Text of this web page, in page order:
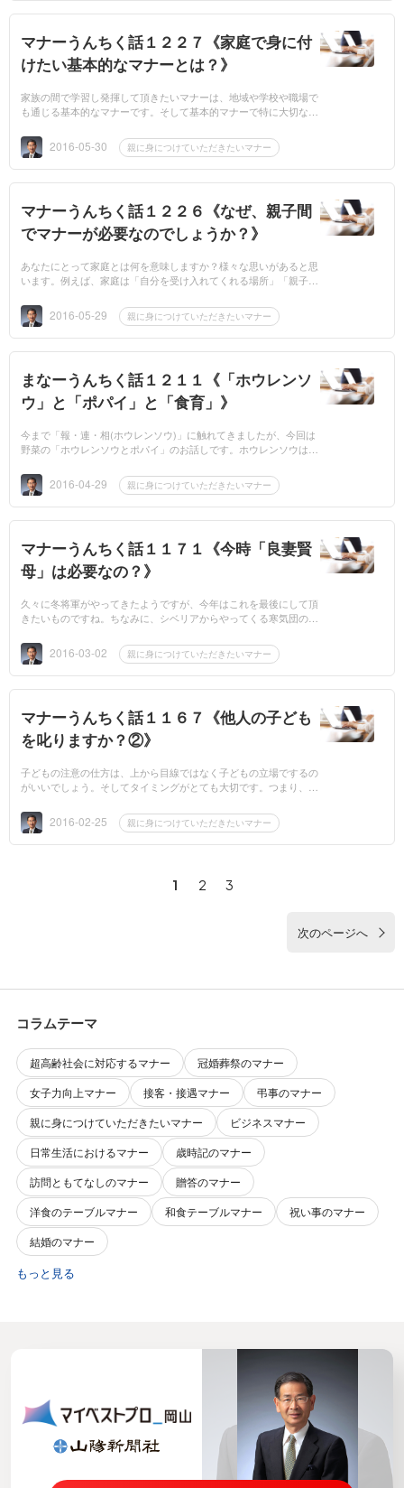
マナーうんちく話１２２７《家庭で身に付
けたい基本的なマナーとは？》
家族の間で学習し発揮して頂きたいマナーは、地域や学校や職場で
も通じる基本的なマナーです。そして基本的マナーで特に大切なこ
ます。●基...2016-05-30 親に身につけていただきたいマナー
マナーうんちく話１２２６《なぜ、親子間
でマナーが必要なのでしょうか？》
あなたにとって家庭とは何を意味しますか？様々な思いがあると思
います。例えば、家庭は「自分を受け入れてくれる場所」「親子の
人は社...2016-05-29 親に身につけていただきたいマナー
まなーうんちく話１２１１《「ホウレンソ
ウ」と「ポパイ」と「食育」》
今まで「報・連・相(ホウレンソウ)」に触れてきましたが、今回は
野菜の「ホウレンソウとポパイ」のお話しです。ホウレンソウは
も元気に育って...
2016-04-29 親に身につけていただきたいマナー
マナーうんちく話１１７１《今時「良妻賢
母」は必要なの？》
久々に冬将軍がやってきたようですが、今年はこれを最後にして頂
きたいものですね。ちなみに、シベリアからやってくる寒気団の事
オンが率いるフ...
2016-03-02 親に身につけていただきたいマナー
マナーうんちく話１１６７《他人の子ども
を叱りますか？②》
子どもの注意の仕方は、上から目線ではなく子どもの立場でするの
がいいでしょう。そしてタイミングがとても大切です。つまり、子
ると言うよ...2016-02-25 親に身につけていただきたいマナー
1 2 3
次のページへ
コラムテーマ
超高齢社会に対応するマナー
冠婚葬祭のマナー
女子力向上マナー
接客・接遇マナー
弔事のマナー
親に身につけていただきたいマナー
ビジネスマナー
日常生活におけるマナー
歳時記のマナー
訪問ともてなしのマナー
贈答のマナー
洋食のテーブルマナー
和食テーブルマナー
祝い事のマナー
結婚のマナー
もっと見る